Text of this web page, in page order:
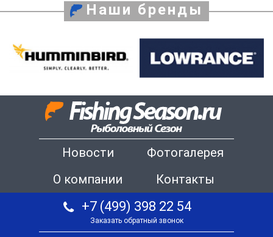
Наши бренды
Новости
Фотогалерея
О компании
Контакты
+7 (499) 398 22 54
Заказать обратный звонок